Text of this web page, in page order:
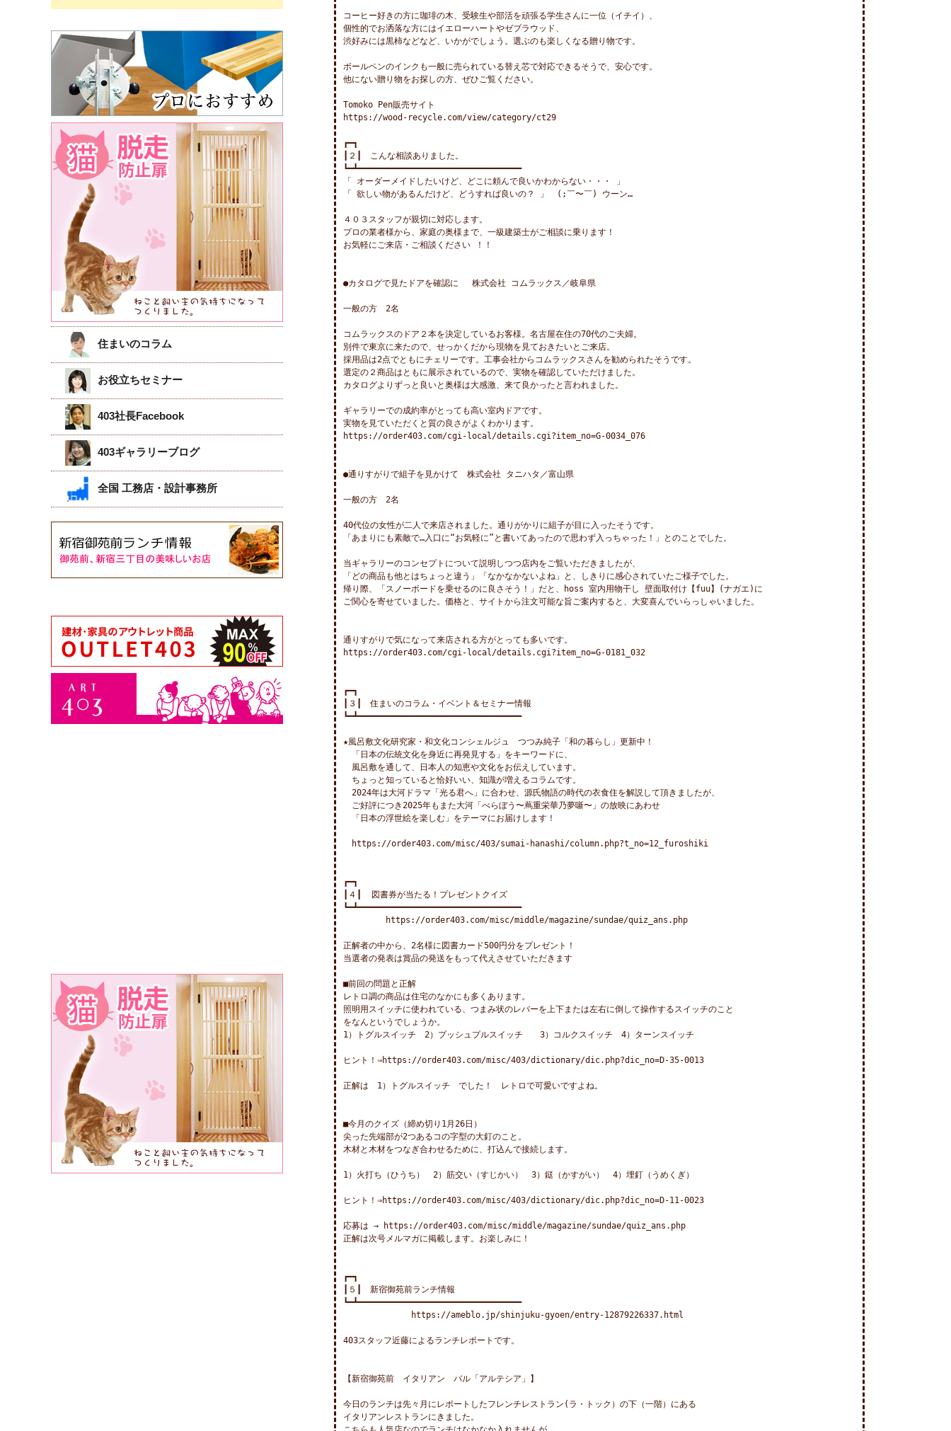
住まいのコラム
お役立ちセミナー
403社長Facebook
403ギャラリーブログ
全国 工務店・設計事務所
コーヒー好きの方に珈琲の木、受験生や部活を頑張る学生さんに一位（イチイ）、
個性的でお洒落な方にはイエローハートやゼブラウッド、
渋好みには黒柿などなど、いかがでしょう。選ぶのも楽しくなる贈り物です。
ボールペンのインクも一般に売られている替え芯で対応できるそうで、安心です。
他にない贈り物をお探しの方、ぜひご覧ください。
Tomoko Pen販売サイト
https://wood-recycle.com/view/category/ct29
┏━┓
┃２┃　こんな相談ありました。
┗━┻━━━━━━━━━━━━━━━━━━━━━━━━━━━━━━━━━
「 オーダーメイドしたいけど、どこに頼んで良いかわからない・・・ 」
「 欲しい物があるんだけど、どうすれば良いの？ 」　(;￣〜￣) ウーン…
４０３スタッフが親切に対応します。
プロの業者様から、家庭の奥様まで、一級建築士がご相談に乗ります！
お気軽にご来店・ご相談ください ！！
●カタログで見たドアを確認に　 株式会社 コムラックス／岐阜県
一般の方　2名
コムラックスのドア２本を決定しているお客様。名古屋在住の70代のご夫婦。
別件で東京に来たので、せっかくだから現物を見ておきたいとご来店。
採用品は2点でともにチェリーです。工事会社からコムラックスさんを勧められたそうです。
選定の２商品はともに展示されているので、実物を確認していただけました。
カタログよりずっと良いと奥様は大感激、来て良かったと言われました。
ギャラリーでの成約率がとっても高い室内ドアです。
実物を見ていただくと質の良さがよくわかります。
https://order403.com/cgi-local/details.cgi?item_no=G-0034_076
●通りすがりで組子を見かけて　株式会社 タニハタ／富山県
一般の方　2名
40代位の女性が二人で来店されました。通りがかりに組子が目に入ったそうです。
「あまりにも素敵で…入口に“お気軽に”と書いてあったので思わず入っちゃった！」とのことでした。
当ギャラリーのコンセプトについて説明しつつ店内をご覧いただきましたが、
「どの商品も他とはちょっと違う」「なかなかないよね」と、しきりに感心されていたご様子でした。
帰り際、「スノーボードを乗せるのに良さそう！」だと、hoss 室内用物干し 壁面取付け【fuu】(ナガエ)に
ご関心を寄せていました。価格と、サイトから注文可能な旨ご案内すると、大変喜んでいらっしゃいました。
通りすがりで気になって来店される方がとっても多いです。
https://order403.com/cgi-local/details.cgi?item_no=G-0181_032
┏━┓
┃３┃　住まいのコラム・イベント＆セミナー情報
┗━┻━━━━━━━━━━━━━━━━━━━━━━━━━━━━━━━━━
★風呂敷文化研究家・和文化コンシェルジュ　つつみ純子「和の暮らし」更新中！
「日本の伝統文化を身近に再発見する」をキーワードに、
風呂敷を通して、日本人の知恵や文化をお伝えしています。
ちょっと知っていると恰好いい、知識が増えるコラムです。
2024年は大河ドラマ「光る君へ」に合わせ、源氏物語の時代の衣食住を解説して頂きましたが、
ご好評につき2025年もまた大河「べらぼう〜蔦重栄華乃夢噺〜」の放映にあわせ
「日本の浮世絵を楽しむ」をテーマにお届けします！
https://order403.com/misc/403/sumai-hanashi/column.php?t_no=12_furoshiki
┏━┓
┃４┃  図書券が当たる！プレゼントクイズ
┗━┻━━━━━━━━━━━━━━━━━━━━━━━━━━━━━━━━━
https://order403.com/misc/middle/magazine/sundae/quiz_ans.php
正解者の中から、2名様に図書カード500円分をプレゼント！
当選者の発表は賞品の発送をもって代えさせていただきます
■前回の問題と正解
レトロ調の商品は住宅のなかにも多くあります。
照明用スイッチに使われている、つまみ状のレバーを上下または左右に倒して操作するスイッチのこと
をなんというでしょうか。
1）トグルスイッチ　2）プッシュプルスイッチ　　3）コルクスイッチ　4）ターンスイッチ
ヒント！⇒https://order403.com/misc/403/dictionary/dic.php?dic_no=D-35-0013
正解は　1）トグルスイッチ　でした！　レトロで可愛いですよね。
■今月のクイズ（締め切り1月26日）
尖った先端部が2つあるコの字型の大釘のこと。
木材と木材をつなぎ合わせるために、打込んで接続します。
1）火打ち（ひうち）　2）筋交い（すじかい）　3）鎹（かすがい）　4）埋釘（うめくぎ）
ヒント！⇒https://order403.com/misc/403/dictionary/dic.php?dic_no=D-11-0023
応募は → https://order403.com/misc/middle/magazine/sundae/quiz_ans.php
正解は次号メルマガに掲載します。お楽しみに！
┏━┓
┃５┃　新宿御苑前ランチ情報
┗━┻━━━━━━━━━━━━━━━━━━━━━━━━━━━━━━━━━
https://ameblo.jp/shinjuku-gyoen/entry-12879226337.html
403スタッフ近藤によるランチレポートです。
【新宿御苑前　イタリアン　バル「アルテシア」】
今日のランチは先々月にレポートしたフレンチレストラン(ラ・トック）の下（一階）にある
イタリアンレストランにきました。